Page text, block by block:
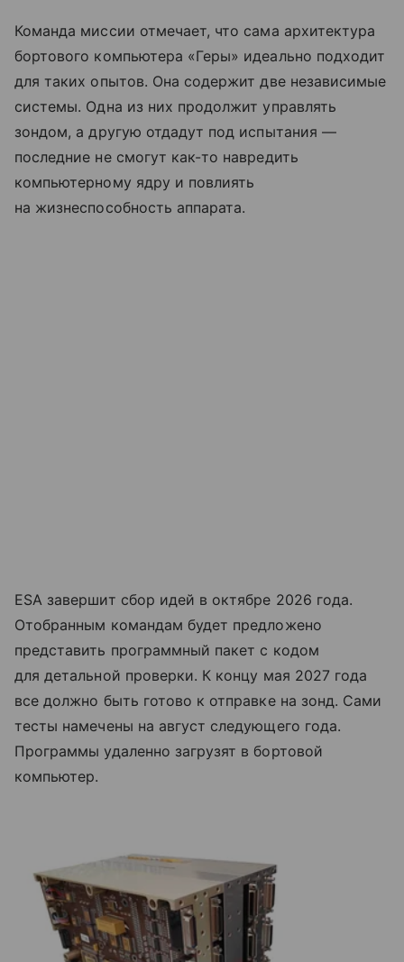
Команда миссии отмечает, что сама архитектура
бортового компьютера «Геры» идеально подходит
для таких опытов. Она содержит две независимые
системы. Одна из них продолжит управлять
зондом, а другую отдадут под испытания —
последние не смогут как-то навредить
компьютерному ядру и повлиять
на жизнеспособность аппарата.
ESA завершит сбор идей в октябре 2026 года.
Отобранным командам будет предложено
представить программный пакет с кодом
для детальной проверки. К концу мая 2027 года
все должно быть готово к отправке на зонд. Сами
тесты намечены на август следующего года.
Программы удаленно загрузят в бортовой
компьютер.